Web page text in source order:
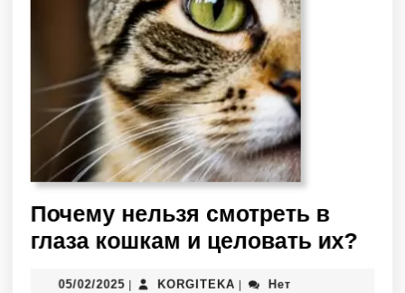
Почему нельзя смотреть в
глаза кошкам и целовать их?
05/02/2025 | KORGITEKA |
Нет